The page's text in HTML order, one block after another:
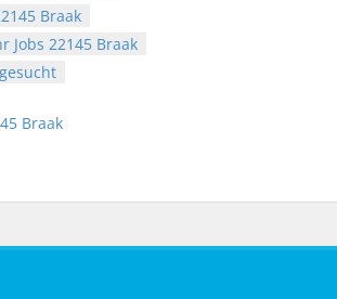
Braak
Jobs 22145 Braak
Braak